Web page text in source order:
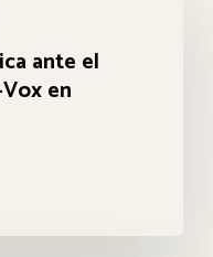
ante el
en